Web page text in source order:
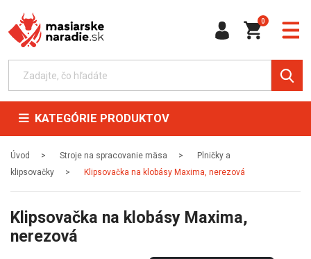
0
KATEGÓRIE PRODUKTOV
Úvod Stroje na spracovanie mäsa
Plničky a
klipsovačky
Klipsovačka na klobásy Maxima, nerezová
Klipsovačka na klobásy Maxima,
nerezová